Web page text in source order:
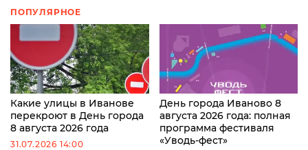
ПОПУЛЯРНОЕ
Какие улицы в Иванове
перекроют в День города
8 августа 2026 года
31.07.2026 14:00
День города Иваново 8
августа 2026 года: полная
программа фестиваля
«Уводь-фест»